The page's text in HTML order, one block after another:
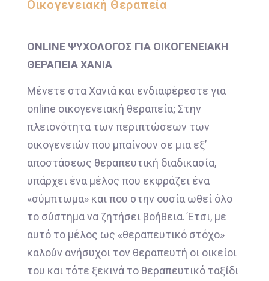
Οικογενειακή Θεραπεία
ONLINE ΨΥΧΟΛΟΓΟΣ ΓΙΑ ΟΙΚΟΓΕΝΕΙΑΚΗ
ΘΕΡΑΠΕΙΑ ΧΑΝΙΑ
Μένετε στα Χανιά και ενδιαφέρεστε για
online οικογενειακή θεραπεία; Στην
πλειονότητα των περιπτώσεων των
οικογενειών που μπαίνουν σε μια εξ’
αποστάσεως θεραπευτική διαδικασία,
υπάρχει ένα μέλος που εκφράζει ένα
«σύμπτωμα» και που στην ουσία ωθεί όλο
το σύστημα να ζητήσει βοήθεια. Έτσι, με
αυτό το μέλος ως «θεραπευτικό στόχο»
καλούν ανήσυχοι τον θεραπευτή οι οικείοι
του και τότε ξεκινά το θεραπευτικό ταξίδι